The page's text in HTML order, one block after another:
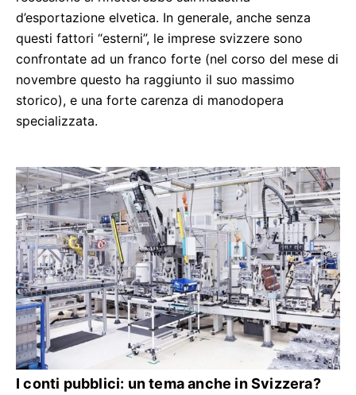
d’esportazione elvetica. In generale, anche senza
questi fattori “esterni”, le imprese svizzere sono
confrontate ad un franco forte (nel corso del mese di
novembre questo ha raggiunto il suo massimo
storico), e una forte carenza di manodopera
specializzata.
I conti pubblici: un tema anche in Svizzera?